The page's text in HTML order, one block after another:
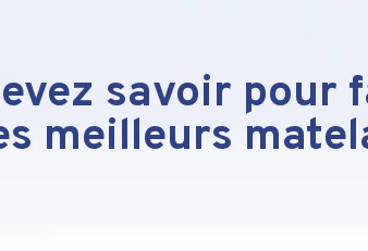
savoir pour
meilleurs